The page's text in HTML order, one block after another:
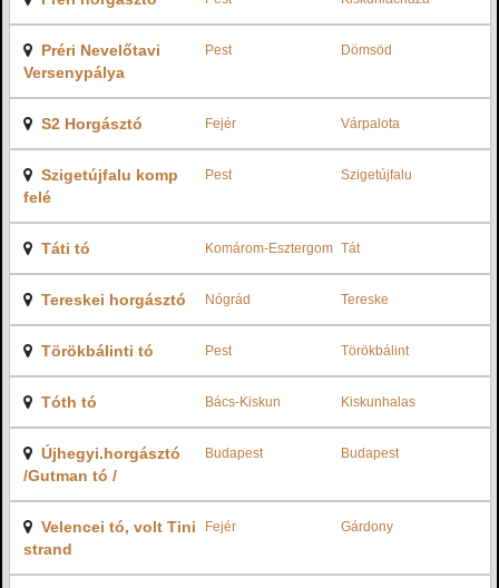
Préri Nevelőtavi
Versenypálya
Pest Dömsöd
S2 Horgásztó Fejér Várpalota
Szigetújfalu komp
felé
Pest Szigetújfalu
Táti tó Komárom-Esztergom Tát
Tereskei horgásztó Nógrád Tereske
Törökbálinti tó Pest Törökbálint
Tóth tó Bács-Kiskun Kiskunhalas
Újhegyi.horgásztó
/Gutman tó /
Budapest Budapest
Velencei tó, volt Tini
strand
Fejér Gárdony